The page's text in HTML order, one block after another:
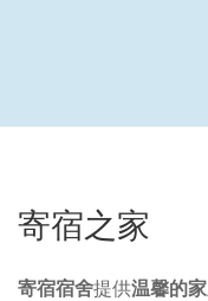
寄宿之家
寄宿宿舍提供温馨的